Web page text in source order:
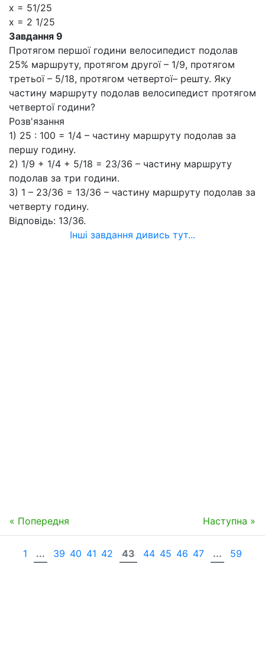
x = 51/25
х = 2 1/25
Завдання 9
Протягом першої години велосипедист подолав
25% маршруту, протягом другої – 1/9, протягом
третьої – 5/18, протягом четвертої– решту. Яку
частину маршруту подолав велосипедист протягом
четвертої години?
Розв'язання
1) 25 : 100 = 1/4 – частину маршруту подолав за
першу годину.
2) 1/9 + 1/4 + 5/18 = 23/36 – частину маршруту
подолав за три години.
3) 1 – 23/36 = 13/36 – частину маршруту подолав за
четверту годину.
Відповідь: 13/36.
Інші завдання дивись тут...
« Попередня Наступна »
1 ... 39 40 41 42 43 44 45 46 47 ... 59